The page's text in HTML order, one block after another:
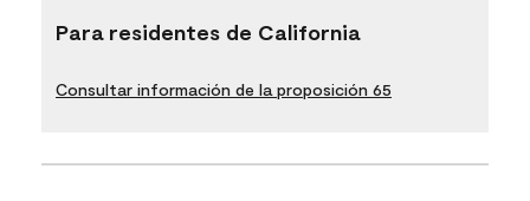
Para residentes de California
Consultar información de la proposición 65